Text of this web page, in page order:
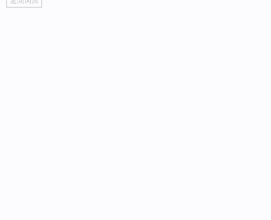
top